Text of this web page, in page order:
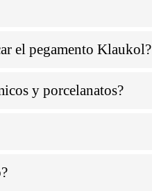
el pegamento Klaukol?
y porcelanatos?